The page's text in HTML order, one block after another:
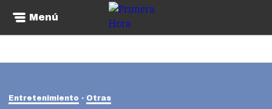
Menú
Entretenimiento Otras